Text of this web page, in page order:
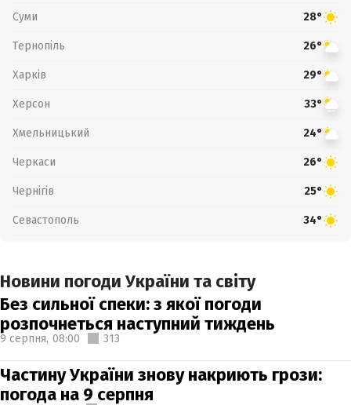
Суми 28°
Тернопіль 26°
Харків 29°
Херсон 33°
Хмельницький 24°
Черкаси 26°
Чернігів 25°
Севастополь 34°
Новини погоди України та світу
Без сильної спеки: з якої погоди
розпочнеться наступний тиждень
9 серпня, 08:00 313
Частину України знову накриють грози:
погода на 9 серпня